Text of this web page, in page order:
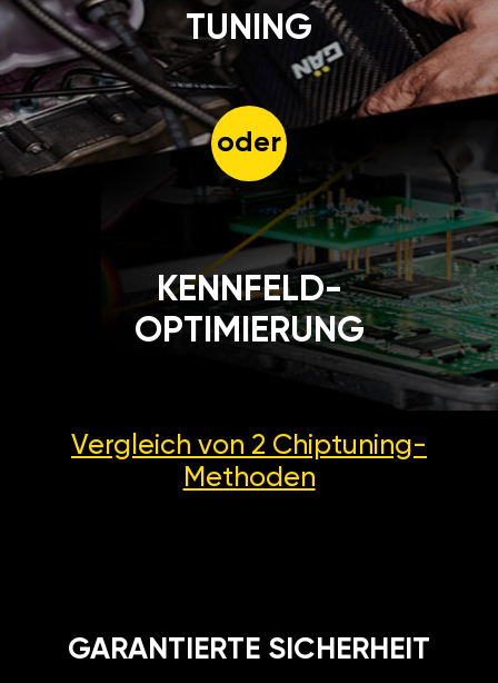
TUNING
oder
KENNFELD-
OPTIMIERUNG
Vergleich von 2 Chiptuning-
Methoden
GARANTIERTE SICHERHEIT